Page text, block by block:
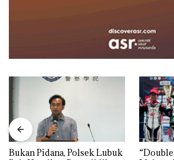
Bukan Pidana, Polsek Lubuk